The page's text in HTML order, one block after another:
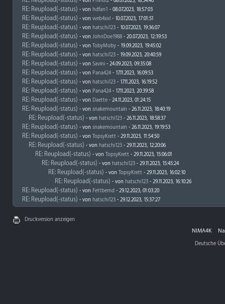
RE: Reupload(-status) - von hdfan1 - 08.07.2023, 18:57:03
RE: Reupload(-status) - von web4xxl - 10.07.2023, 17:01:51
RE: Reupload(-status) - von hatschi123 - 10.07.2023, 19:36:07
RE: Reupload(-status) - von JohnDoe1988 - 20.07.2023, 12:39:53
RE: Reupload(-status) - von TobyMoby - 19.09.2023, 19:45:02
RE: Reupload(-status) - von hatschi123 - 19.09.2023, 20:40:59
RE: Reupload(-status) - von Savini - 24.09.2023, 09:35:08
RE: Reupload(-status) - von Pana424 - 17.11.2023, 16:09:53
RE: Reupload(-status) - von hatschi123 - 17.11.2023, 16:19:52
RE: Reupload(-status) - von Pana424 - 17.11.2023, 20:39:58
RE: Reupload(-status) - von Daette - 24.11.2023, 01:24:15
RE: Reupload(-status) - von snakemountain - 26.11.2023, 18:40:19
RE: Reupload(-status) - von hatschi123 - 26.11.2023, 18:58:37
RE: Reupload(-status) - von snakemountain - 26.11.2023, 19:19:53
RE: Reupload(-status) - von TopsyKrett - 29.11.2023, 11:54:50
RE: Reupload(-status) - von hatschi123 - 29.11.2023, 12:20:06
RE: Reupload(-status) - von TopsyKrett - 29.11.2023, 15:06:01
RE: Reupload(-status) - von hatschi123 - 29.11.2023, 15:45:24
RE: Reupload(-status) - von TopsyKrett - 29.11.2023, 16:02:10
RE: Reupload(-status) - von hatschi123 - 29.11.2023, 16:10:26
RE: Reupload(-status) - von Fettbernd - 29.12.2023, 01:03:20
RE: Reupload(-status) - von hatschi123 - 29.12.2023, 15:37:27
Druckversion anzeigen
NIMA4K
Deutsche